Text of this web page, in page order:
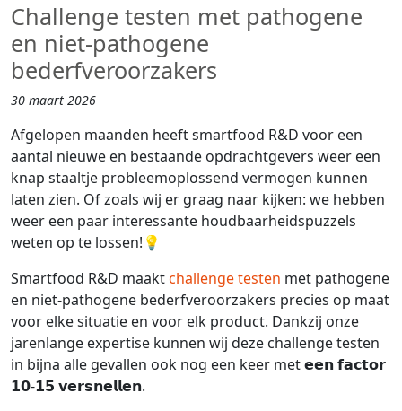
Challenge testen met pathogene
en niet-pathogene
bederfveroorzakers
30 maart 2026
Afgelopen maanden heeft smartfood R&D voor een
aantal nieuwe en bestaande opdrachtgevers weer een
knap staaltje probleemoplossend vermogen kunnen
laten zien. Of zoals wij er graag naar kijken: we hebben
weer een paar interessante houdbaarheidspuzzels
weten op te lossen!💡
Smartfood R&D maaktchallenge testen met pathogene
en niet-pathogene bederfveroorzakers precies op maat
voor elke situatie en voor elk product. Dankzij onze
jarenlange expertise kunnen wij deze challenge testen
in bijna alle gevallen ook nog een keer met 𝗲𝗲𝗻 𝗳𝗮𝗰𝘁𝗼𝗿
𝟭𝟬-𝟭𝟱 𝘃𝗲𝗿𝘀𝗻𝗲𝗹𝗹𝗲𝗻.